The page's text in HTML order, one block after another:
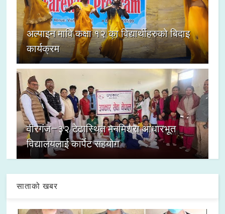
अल्पाइन मावि कक्षा १२ का विद्यार्थीहरुको बिदाइ
कार्यक्रम
वीरगंज–३२ टेढास्थित मनमिश्रा आधारभूत
विद्यालयलाई कार्पेट सहयोग
साताको खबर